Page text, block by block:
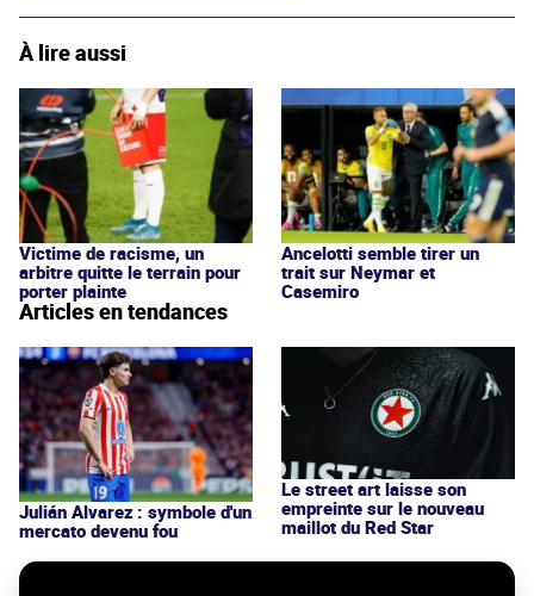
À lire aussi
Victime de racisme, un
arbitre quitte le terrain pour
porter plainte
Ancelotti semble tirer un
trait sur Neymar et
Casemiro
Articles en tendances
Julián Alvarez : symbole d'un
mercato devenu fou
Le street art laisse son
empreinte sur le nouveau
maillot du Red Star